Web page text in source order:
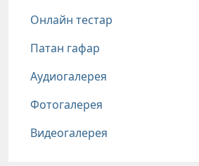
Онлайн тестар
Патан гафар
Аудиогалерея
Фотогалерея
Видеогалерея